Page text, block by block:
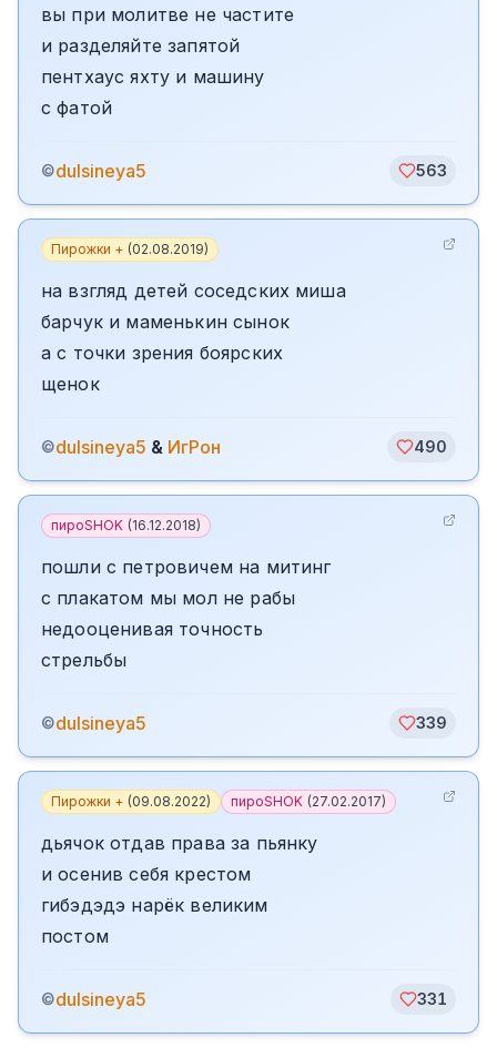
вы при молитве не частите
и разделяйте запятой
пентхаус яхту и машину
с фатой
©dulsineya5 563
Пирожки + (02.08.2019)
на взгляд детей соседских миша
барчук и маменькин сынок
а с точки зрения боярских
щенок
©dulsineya5 & ИгРон 490
пироSHOK (16.12.2018)
пошли с петровичем на митинг
с плакатом мы мол не рабы
недооценивая точность
стрельбы
©dulsineya5 339
Пирожки + (09.08.2022) пироSHOK (27.02.2017)
дьячок отдав права за пьянку
и осенив себя крестом
гибэдэдэ нарёк великим
постом
©dulsineya5 331